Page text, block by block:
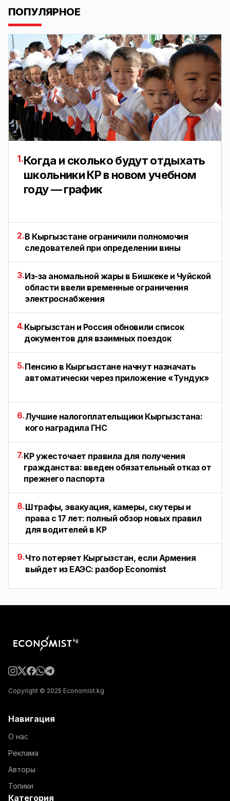
ПОПУЛЯРНОЕ
1.Когда и сколько будут отдыхать
школьники КР в новом учебном
году — график
2.В Кыргызстане ограничили полномочия
следователей при определении вины
3.Из-за аномальной жары в Бишкеке и Чуйской
области ввели временные ограничения
электроснабжения
4.Кыргызстан и Россия обновили список
документов для взаимных поездок
5.Пенсию в Кыргызстане начнут назначать
автоматически через приложение «Тундук»
6.Лучшие налогоплательщики Кыргызстана:
кого наградила ГНС
7.КР ужесточает правила для получения
гражданства: введен обязательный отказ от
прежнего паспорта
8.Штрафы, эвакуация, камеры, скутеры и
права с 17 лет: полный обзор новых правил
для водителей в КР
9.Что потеряет Кыргызстан, если Армения
выйдет из ЕАЭС: разбор Economist
Copyright © 2025 Economist.kg
Навигация
О нас
Реклама
Авторы
Топики
Категория